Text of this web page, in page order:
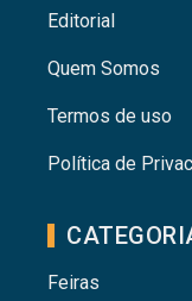
Editorial
Quem Somos
Termos de uso
Política de
Feiras